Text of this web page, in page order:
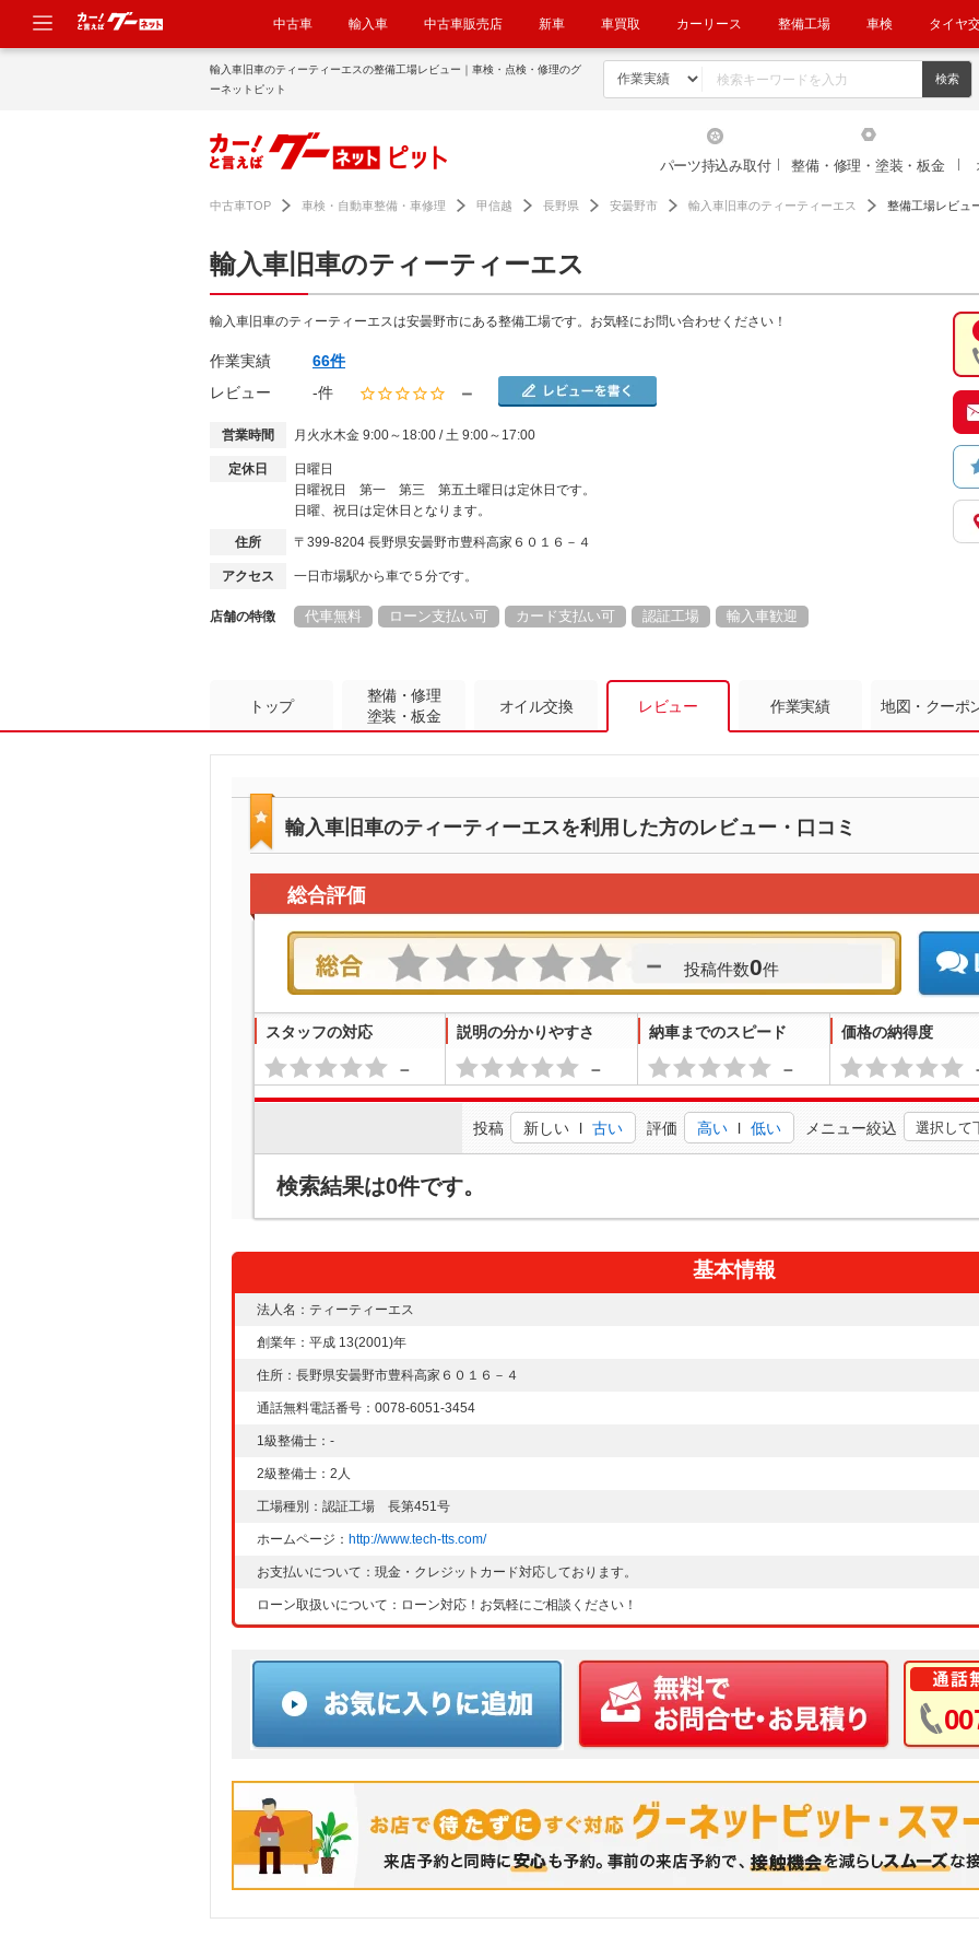
中古車 輸入車 中古車販売店 新車 車買取 カーリース 整備工場 車検 タイヤ
輸入車旧車のティーティーエスの整備工場レビュー｜車検・点検・修理のグ
ーネットピット
パーツ持込み取付 整備・修理・塗装・板金
中古車TOP 車検・自動車整備・車修理 甲信越 長野県 安曇野市 輸入車旧車のティーティーエス 整備工場レビュ
輸入車旧車のティーティーエス
輸入車旧車のティーティーエスは安曇野市にある整備工場です。お気軽にお問い合わせください！
作業実績
66件
レビュー
-件 －
営業時間 月火水木金 9:00～18:00 / 土 9:00～17:00
定休日
日曜日
日曜祝日 第一 第三 第五土曜日は定休日です。
日曜、祝日は定休日となります。
住所 〒399-8204 長野県安曇野市豊科高家６０１６－４
アクセス 一日市場駅から車で５分です。
店舗の特徴 代車無料 ローン支払い可 カード支払い可 認証工場 輸入車歓迎
トップ
整備・修理
塗装・板金
オイル交換 レビュー 作業実績 地図・クーポ
輸入車旧車のティーティーエスを利用した方のレビュー・口コミ
総合評価
－ 投稿件数0件
スタッフの対応 説明の分かりやすさ 納車までのスピード 価格の納得度
－ － －
投稿 新しい l 古い 評価 高い l 低い メニュー絞込
検索結果は0件です。
基本情報
法人名：ティーティーエス
創業年：平成 13(2001)年
住所：長野県安曇野市豊科高家６０１６－４
通話無料電話番号：0078-6051-3454
1級整備士：-
2級整備士：2人
工場種別：認証工場 長第451号
ホームページ： http://www.tech-tts.com/
お支払いについて：現金・クレジットカード対応しております。
ローン取扱いについて：ローン対応！お気軽にご相談ください！